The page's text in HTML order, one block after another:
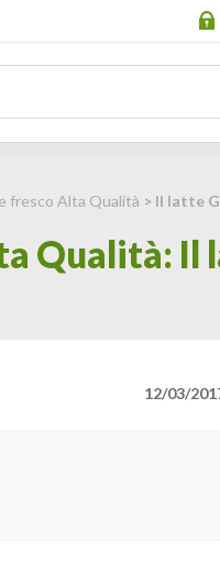
fresco Alta Qualità > Il latte
Qualità: Il
12/03/